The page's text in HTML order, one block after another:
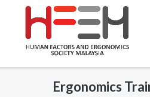
content
Ergonomics